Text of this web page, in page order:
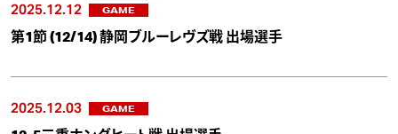
2025.12.12 GAME
第1節 (12/14) 静岡ブルーレヴズ戦 出場選手
2025.12.03 GAME